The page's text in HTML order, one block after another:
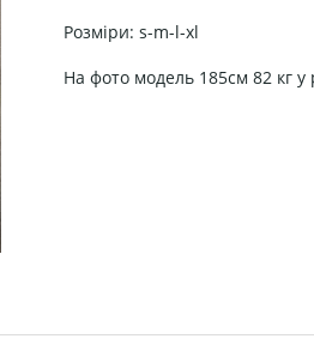
Розміри: s-m-l-xl
На фото модель 185см 82 кг у